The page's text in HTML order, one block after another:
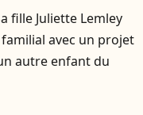
fille Juliette Lemley
avec un projet
autre enfant du